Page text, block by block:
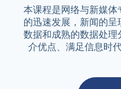
本课程是网络与新媒
的迅速发展，新闻的
数据和成熟的数据处
介优点、满足信息时